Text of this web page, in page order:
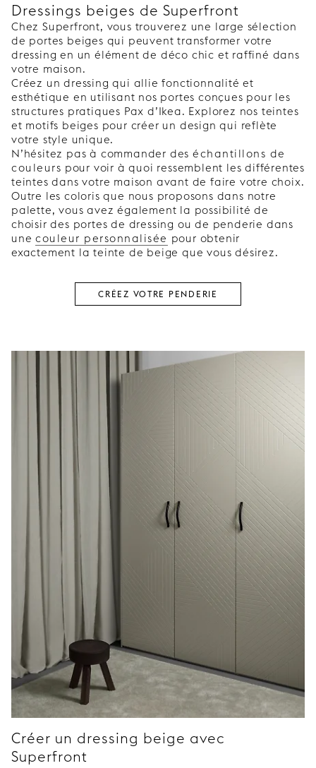
Dressings beiges de Superfront
Chez Superfront, vous trouverez une large sélection
de portes beiges qui peuvent transformer votre
dressing en un élément de déco chic et raffiné dans
votre maison.
Créez un dressing qui allie fonctionnalité et
esthétique en utilisant nos portes conçues pour les
structures pratiques Pax d’Ikea. Explorez nos teintes
et motifs beiges pour créer un design qui reflète
votre style unique.
N’hésitez pas à commander des échantillons de
couleurs pour voir à quoi ressemblent les différentes
teintes dans votre maison avant de faire votre choix.
Outre les coloris que nous proposons dans notre
palette, vous avez également la possibilité de
choisir des portes de dressing ou de penderie dans
unecouleur personnalisée pour obtenir
exactement la teinte de beige que vous désirez.
CRÉEZ VOTRE PENDERIE
Créer un dressing beige avec
Superfront